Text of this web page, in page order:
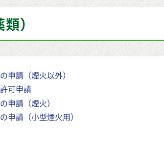
）
申請（煙火以外）
可申請
申請（煙火）
申請（小型煙火用）